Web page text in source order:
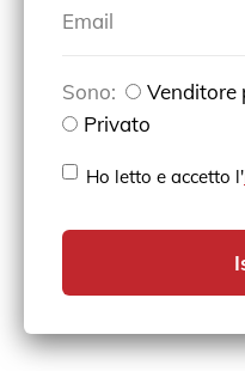
Email
Sono:
Venditore
Privato
Ho letto e accetto l'